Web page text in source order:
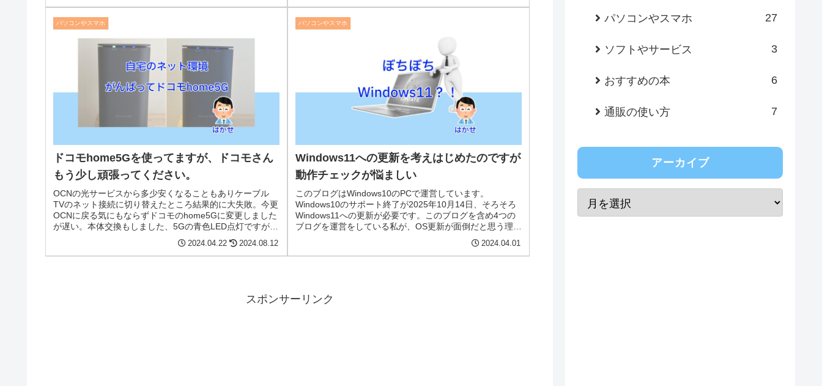
パソコンやスマホ
ドコモhome5Gを使ってますが、ドコモさん
もう少し頑張ってください。
OCNの光サービスから多少安くなることもありケーブル
TVのネット接続に切り替えたところ結果的に大失敗。今更
OCNに戻る気にもならずドコモのhome5Gに変更しました
が遅い。本体交換もしました、5Gの青色LED点灯ですが通
信速度が出ないので4G固定で運用中です。
2024.04.22 2024.08.12
パソコンやスマホ
Windows11への更新を考えはじめたのですが
動作チェックが悩ましい
このブログはWindows10のPCで運営しています。
Windows10のサポート終了が2025年10月14日、そろそろ
Windows11への更新が必要です。このブログを含め4つの
ブログを運営をしている私が、OS更新が面倒だと思う理由
2024.04.01
スポンサーリンク
パソコンやスマホ 27
ソフトやサービス 3
おすすめの本 6
通販の使い方 7
アーカイブ